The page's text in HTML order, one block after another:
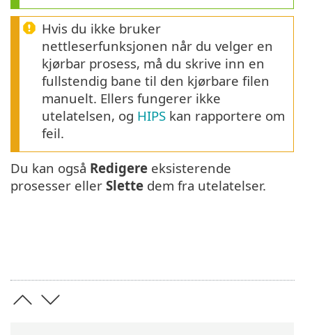
Hvis du ikke bruker
nettleserfunksjonen når du velger en
kjørbar prosess, må du skrive inn en
fullstendig bane til den kjørbare filen
manuelt. Ellers fungerer ikke
utelatelsen, og HIPS kan rapportere om
feil.
Du kan også Redigere eksisterende
prosesser eller Slette dem fra utelatelser.